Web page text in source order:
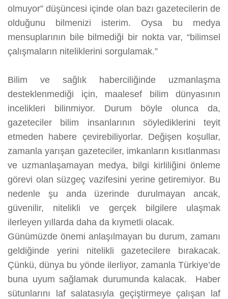
olmuyor” düşüncesi içinde olan bazı gazetecilerin de
olduğunu bilmenizi isterim. Oysa bu medya
mensuplarının bile bilmediği bir nokta var, “bilimsel
çalışmaların niteliklerini sorgulamak.”
Bilim ve sağlık haberciliğinde uzmanlaşma
desteklenmediği için, maalesef bilim dünyasının
incelikleri bilinmiyor. Durum böyle olunca da,
gazeteciler bilim insanlarının söylediklerini teyit
etmeden habere çevirebiliyorlar. Değişen koşullar,
zamanla yarışan gazeteciler, imkanların kısıtlanması
ve uzmanlaşamayan medya, bilgi kirliliğini önleme
görevi olan süzgeç vazifesini yerine getiremiyor. Bu
nedenle şu anda üzerinde durulmayan ancak,
güvenilir, nitelikli ve gerçek bilgilere ulaşmak
ilerleyen yıllarda daha da kıymetli olacak.
Günümüzde önemi anlaşılmayan bu durum, zamanı
geldiğinde yerini nitelikli gazetecilere bırakacak.
Çünkü, dünya bu yönde ilerliyor, zamanla Türkiye’de
buna uyum sağlamak durumunda kalacak. Haber
sütunlarını laf salatasıyla geçiştirmeye çalışan laf